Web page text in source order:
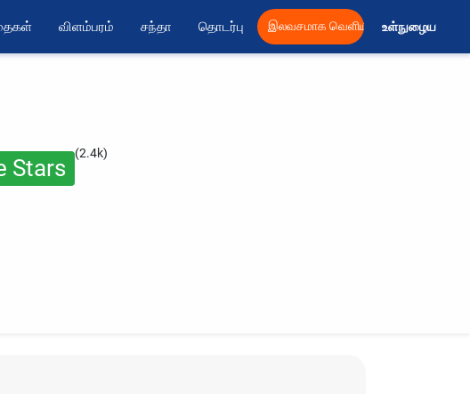
விளம்பரம் சந்தா தொடர்பு இலவசமாக வெளியிட உள்நுழைய
Stars
(2.4k)